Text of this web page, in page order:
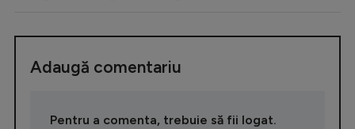
Adaugă comentariu
Pentru a comenta, trebuie să fii logat.